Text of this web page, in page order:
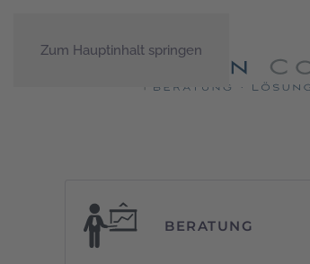
Zum Hauptinhalt springen
BERATUNG